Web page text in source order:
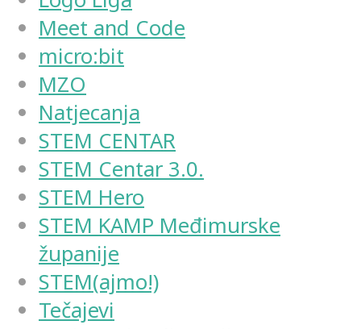
Meet and Code
micro:bit
MZO
Natjecanja
STEM CENTAR
STEM Centar 3.0.
STEM Hero
STEM KAMP Međimurske
županije
STEM(ajmo!)
Tečajevi